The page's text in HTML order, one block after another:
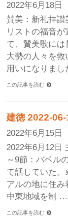
2022年6月18日
賛美：新礼拝讃
リストの福音
て、賛美歌には
大勢の人々を
用いになりま
この記事を読む
建徳 2022-06-
2022年6月15日
2022年6月12日
～9節：バベル
て話していた
アルの地に住
中東地域を制 …
この記事を読む